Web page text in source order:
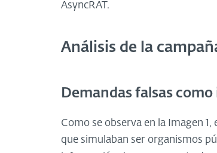
AsyncRAT.
Análisis de la
Demandas falsas
Como se observa en la Imagen
que simulaban ser organismos